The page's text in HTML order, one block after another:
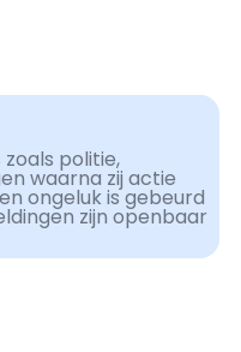
politie,
waarna zij actie
ongeluk is gebeurd
zijn openbaar